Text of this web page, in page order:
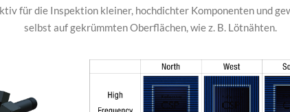
für die Inspektion kleiner, hochdichter Komponenten und
selbst auf gekrümmten Oberflächen, wie z. B. Lötnähten.